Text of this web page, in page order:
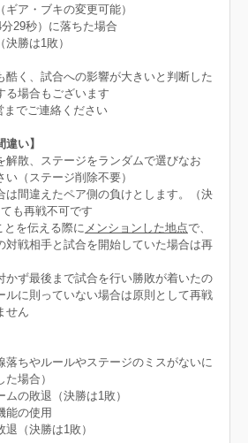
ア・ブキの変更可能）
29秒）に落ちた場合
勝は1敗）
く、試合への影響が大きいと判断した
る場合もございます
でご連絡ください
い】
解散、ステージをランダムで選びなお
（ステージ削除不要）
は間違えたペア側の負けとします。（決
も再戦不可です
を伝える際に メンションした地点で、
対戦相手と試合を開始していた場合は再
ず最後まで試合を行い勝敗が着いたの
ルに則っていない場合は原則として再戦
せん
落ちやルールやステージのミスがないに
場合）
の敗退（決勝は1敗）
能の使用
（決勝は1敗）